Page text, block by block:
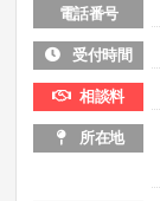
電話番号
受付時間
相談料
所在地